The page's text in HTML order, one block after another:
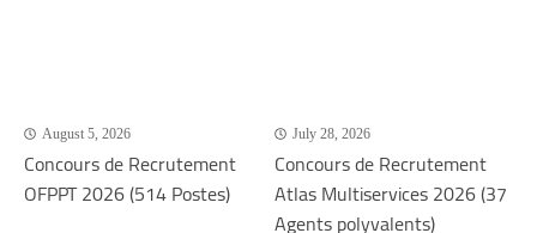
August 5, 2026
Concours de Recrutement
OFPPT 2026 (514 Postes)
July 28, 2026
Concours de Recrutement
Atlas Multiservices 2026 (37
Agents polyvalents)